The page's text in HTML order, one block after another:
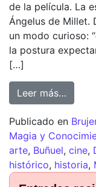
de la película. La
Ángelus de Millet.
un modo curioso:
la postura
[…]
Leer más…
Publicado en
Magia y
arte, Buñuel, cine,
histórico, historia,